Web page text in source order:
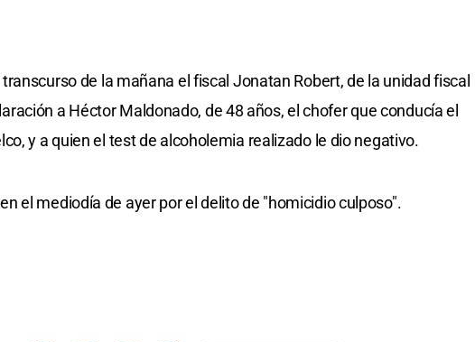
de la mañana el fiscal Jonatan Robert, de la unidad fiscal
a Héctor Maldonado, de 48 años, el chofer que conducía el
y a quien el test de alcoholemia realizado le dio negativo.
el mediodía de ayer por el delito de "homicidio culposo".